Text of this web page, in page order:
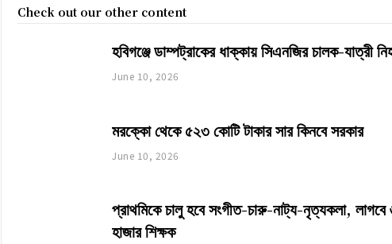
Check out our other content
হবিগঞ্জে ডাম্পট্রাকের ধাক্কায় সিএনজির চালক-যাত্রী
June 10, 2026
মরক্কো থেকে ৫২৩ কোটি টাকার সার কিনবে সরকার
June 10, 2026
প্রাথমিকে চালু হবে সংগীত-চারু-নাট্য-নৃত্যকলা,
হাজার শিক্ষক